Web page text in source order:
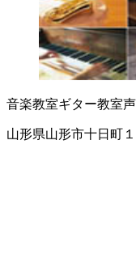
音楽教室ギター教室
山形県山形市十日町